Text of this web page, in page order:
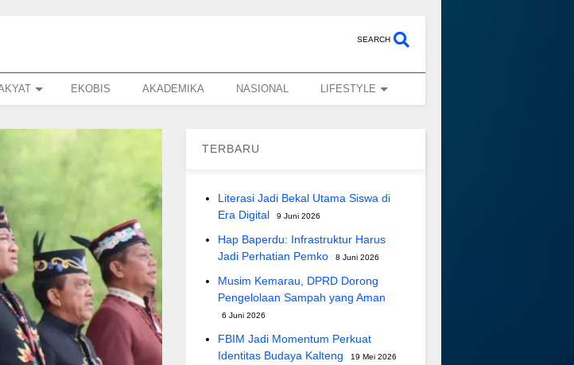
SEARCH
EKOBIS AKADEMIKA NASIONAL LIFESTYLE
TERBARU
Literasi Jadi Bekal Utama Siswa di
Era Digital
9 Juni 2026
Hap Baperdu: Infrastruktur Harus
Jadi Perhatian Pemko
8 Juni 2026
Musim Kemarau, DPRD Dorong
Pengelolaan Sampah yang Aman
6 Juni 2026
FBIM Jadi Momentum Perkuat
Identitas Budaya Kalteng
19 Mei 2026